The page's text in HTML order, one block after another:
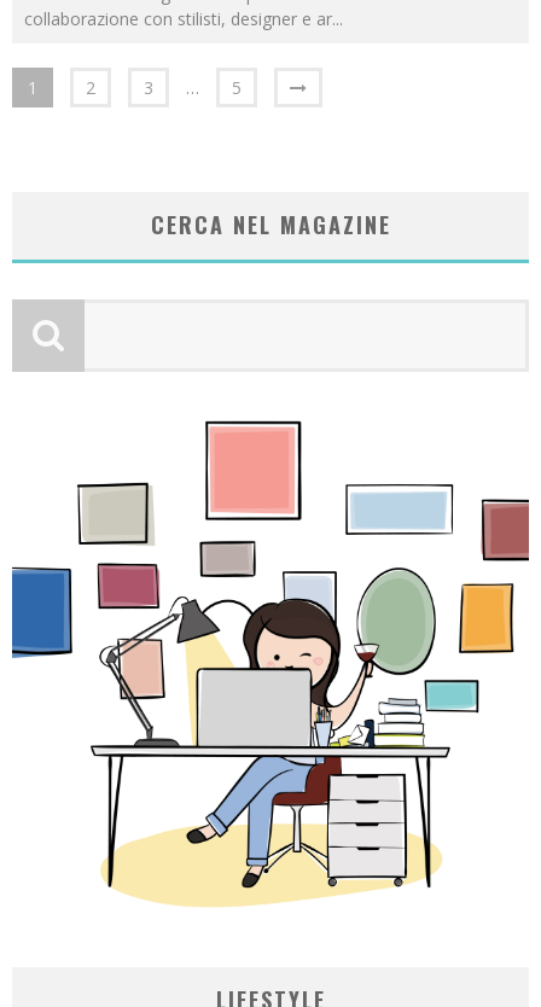
collaborazione con stilisti, designer e ar...
1 2 3 … 5
CERCA NEL MAGAZINE
LIFESTYLE